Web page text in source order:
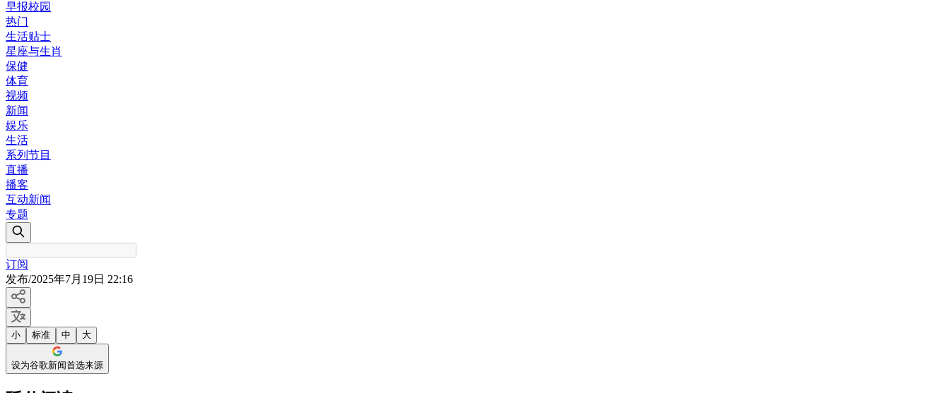
早报校园
热门
生活贴士
星座与生肖
保健
体育
视频
新闻
娱乐
生活
系列节目
直播
播客
互动新闻
专题
订阅
发布/2025年7月19日 22:16
小 标准 中 大
设为谷歌新闻首选来源